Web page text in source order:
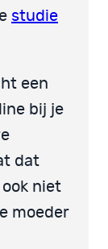
studie
een
bij je
dat
niet
moeder